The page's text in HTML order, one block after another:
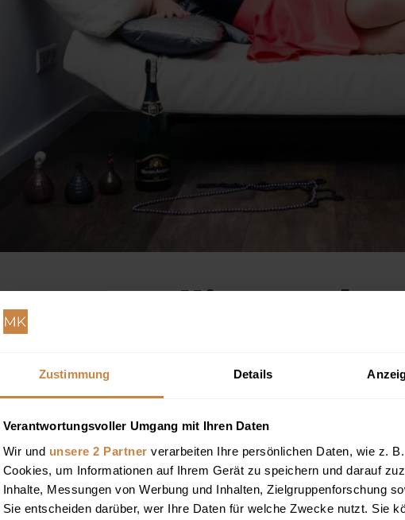
Zustimmung Details
Verantwortungsvoller Umgang mit Ihren Daten
Wir und unsere 2 Partner verarbeiten Ihre persönlichen Daten, wie z.
Cookies, um Informationen auf Ihrem Gerät zu speichern und darauf
Inhalte, Messungen von Werbung und Inhalten, Zielgruppenforschung
Sie entscheiden darüber, wer Ihre Daten für welche Zwecke nutzt. Sie
einem exklusiven Hotel mit wunderschönem Interieur
originelle Fotos machen, die jeder der Teilnehmerinnen
bleiben werden. Bei der Vorbereitung einer solchen
richtige Licht, die Kameraeinstellungen, aber auch das
des Abends.